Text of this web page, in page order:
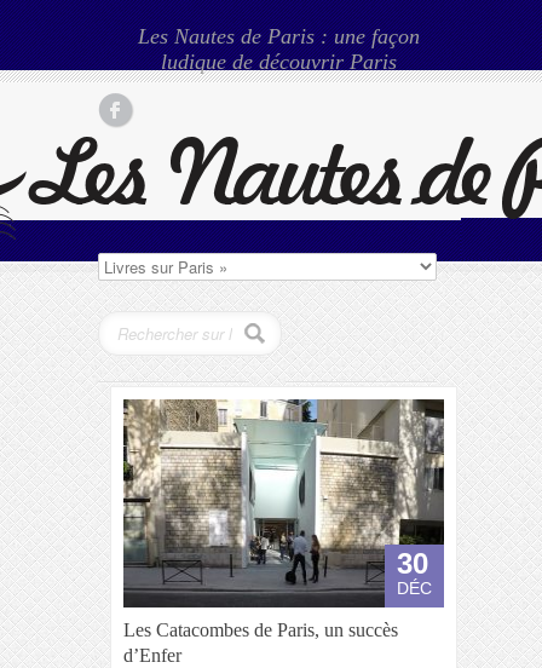
Les Nautes de Paris : une façon
ludique de découvrir Paris
30
DÉC
Les Catacombes de Paris, un succès
d’Enfer